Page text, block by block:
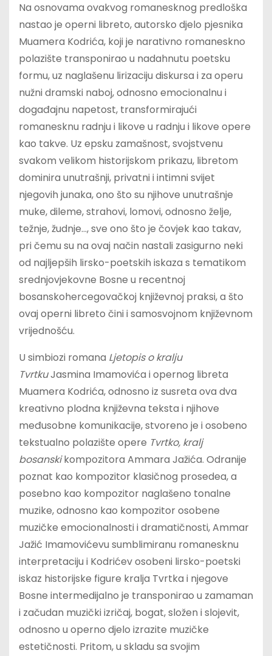
Na osnovama ovakvog romanesknog predloška
nastao je operni libreto, autorsko djelo pjesnika
Muamera Kodrića, koji je narativno romaneskno
polazište transponirao u nadahnutu poetsku
formu, uz naglašenu lirizaciju diskursa i za operu
nužni dramski naboj, odnosno emocionalnu i
događajnu napetost, transformirajući
romanesknu radnju i likove u radnju i likove opere
kao takve. Uz epsku zamašnost, svojstvenu
svakom velikom historijskom prikazu, libretom
dominira unutrašnji, privatni i intimni svijet
njegovih junaka, ono što su njihove unutrašnje
muke, dileme, strahovi, lomovi, odnosno želje,
težnje, žudnje…, sve ono što je čovjek kao takav,
pri čemu su na ovaj način nastali zasigurno neki
od najljepših lirsko-poetskih iskaza s tematikom
srednjovjekovne Bosne u recentnoj
bosanskohercegovačkoj književnoj praksi, a što
ovaj operni libreto čini i samosvojnom književnom
vrijednošću.
U simbiozi romana Ljetopis o kralju
TvrtkuJasmina Imamovića i opernog libreta
Muamera Kodrića, odnosno iz susreta ova dva
kreativno plodna književna teksta i njihove
međusobne komunikacije, stvoreno je i osobeno
tekstualno polazište opere Tvrtko, kralj
bosanskikompozitora Ammara Jažića. Odranije
poznat kao kompozitor klasičnog prosedea, a
posebno kao kompozitor naglašeno tonalne
muzike, odnosno kao kompozitor osobene
muzičke emocionalnosti i dramatičnosti, Ammar
Jažić Imamovićevu sumblimiranu romanesknu
interpretaciju i Kodrićev osobeni lirsko-poetski
iskaz historijske figure kralja Tvrtka i njegove
Bosne intermedijalno je transponirao u zamaman
i začudan muzički izričaj, bogat, složen i slojevit,
odnosno u operno djelo izrazite muzičke
estetičnosti. Pritom, u skladu sa svojim